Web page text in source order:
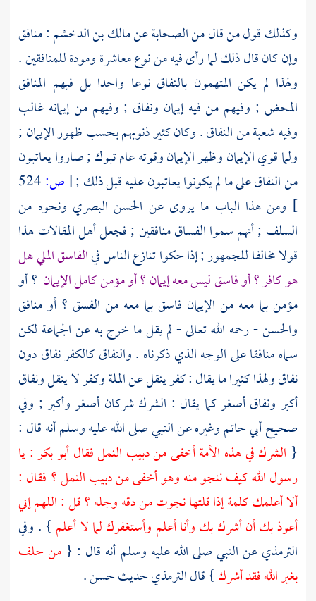
وكذلك قول من قال منالصحابةعنمالك بن الدخشم: منافق
وإن كان قال ذلك لما رأى فيه من نوع معاشرة ومودة للمنافقين .
ولهذا لم يكن المتهمون بالنفاق نوعا واحدا بل فيهم المنافق
المحض ; وفيهم من فيه إيمان ونفاق ; وفيهم من إيمانه غالب
وفيه شعبة من النفاق . وكان كثير ذنوبهم بحسب ظهور الإيمان ;
ولما قوي الإيمان وظهر الإيمان وقوته عامتبوك; صاروا يعاتبون
من النفاق على ما لم يكونوا يعاتبون عليه قبل ذلك ;[ص:524
] ومن هذا الباب ما يروى عن الحسن البصري ونحوه من
السلف ; أنهم سموا الفساق منافقين ; فجعل أهل المقالات هذا
قولا مخالفا للجمهور ; إذا حكوا تنازع الناس فيالفاسق الملي هل
هو كافر ؟ أو فاسق ليس معه إيمان ؟ أو مؤمن كامل الإيمان ؟ أو
مؤمن بما معه من الإيمان فاسق بما معه من الفسق ؟ أو منافق
والحسن- رحمه الله تعالى - لم يقل ما خرج به عن الجماعة لكن
سماه منافقا على الوجه الذي ذكرناه . والنفاق كالكفر نفاق دون
نفاق ولهذا كثيرا ما يقال : كفر ينقل عن الملة وكفر لا ينقل ونفاق
أكبر ونفاق أصغر كما يقال : الشرك شركان أصغر وأكبر ; وفي
صحيحأبي حاتموغيره عن النبي صلى الله عليه وسلم أنه قال :
{ الشرك في هذه الأمة أخفى من دبيب النمل فقالأبو بكر: يا
رسول الله كيف ننجو منه وهو أخفى من دبيب النمل ؟ فقال :
ألا أعلمك كلمة إذا قلتها نجوت من دقه وجله ؟ قل : اللهم إني
أعوذ بك أن أشرك بك وأنا أعلم وأستغفرك لما لا أعلم } . وفي
الترمذيعن النبي صلى الله عليه وسلم أنه قال : { من حلف
بغير الله فقد أشرك} قالالترمذيحديث حسن .